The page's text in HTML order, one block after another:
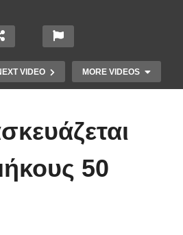
VIDEO MORE VIDEOS
50